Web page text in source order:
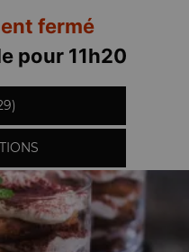
fermé
pour 11h20